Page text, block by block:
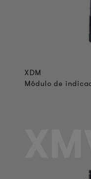
XDM
Módulo de